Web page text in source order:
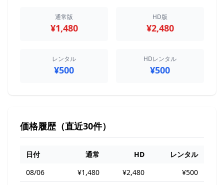
通常版
¥1,480
HD版
¥2,480
レンタル
¥500
HDレンタル
¥500
価格履歴（直近30件）
日付 通常 HD
レンタル
08/06
¥1,480 ¥2,480
¥500